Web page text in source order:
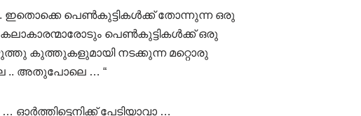
.. ഇതൊക്കെ പെൺകുട്ടികൾക്ക് തോന്നുന്ന ഒരു
പെൺകുട്ടികൾക്ക് ഒരു
കുത്തുകളുമായി നടക്കുന്ന മറ്റൊരു
.. അതുപോലെ … “
പേടിയാവാ …